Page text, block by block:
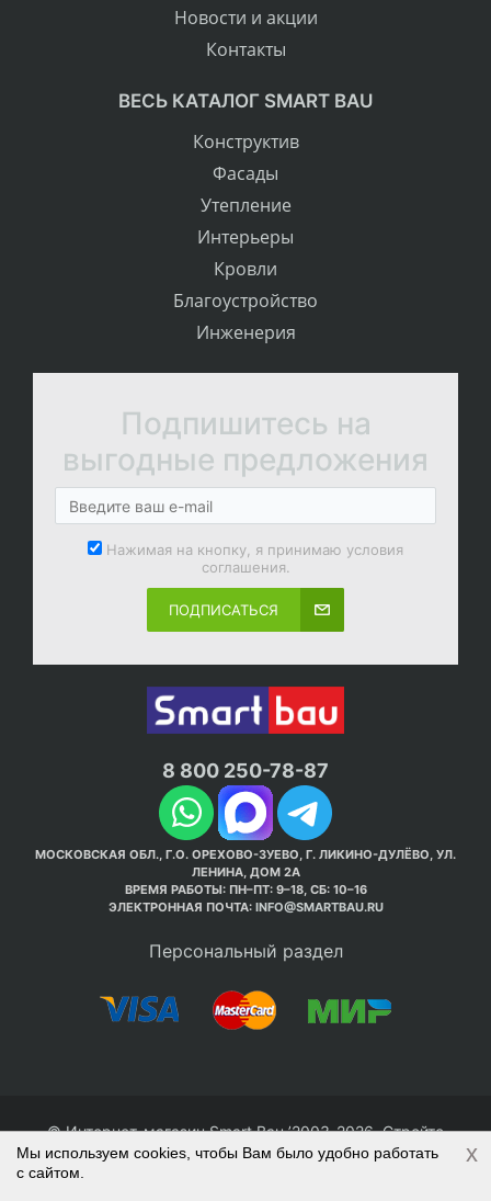
Новости и акции
Контакты
ВЕСЬ КАТАЛОГ SMART BAU
Конструктив
Фасады
Утепление
Интерьеры
Кровли
Благоустройство
Инженерия
Подпишитесь на
выгодные предложения
Нажимая на кнопку, я принимаю условия
соглашения.
ПОДПИСАТЬСЯ
8 800 250-78-87
МОСКОВСКАЯ ОБЛ., Г.О. ОРЕХОВО-ЗУЕВО, Г. ЛИКИНО-ДУЛЁВО, УЛ.
ЛЕНИНА, ДОМ 2А
ВРЕМЯ РАБОТЫ: ПН–ПТ: 9–18, СБ: 10–16
ЭЛЕКТРОННАЯ ПОЧТА: INFO@SMARTBAU.RU
Персональный раздел
© Интернет-магазин Smart Bau ’2003-2026. Стройте
правильно с 1-го раза.
Политика обработки персональных данных
Мы используем cookies, чтобы Вам было удобно работать
с сайтом.
x